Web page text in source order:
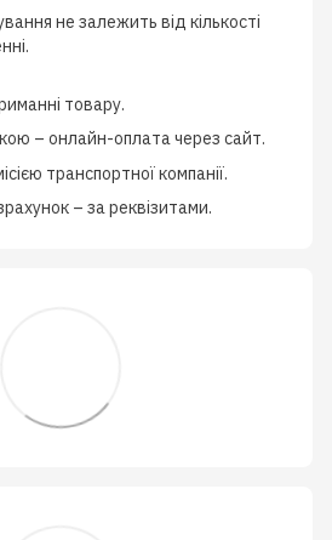
не залежить від кількості
товару.
– онлайн-оплата через сайт.
транспортної компанії.
– за реквізитами.